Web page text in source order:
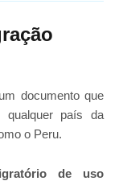
documento que
qualquer país da
o Peru.
de uso